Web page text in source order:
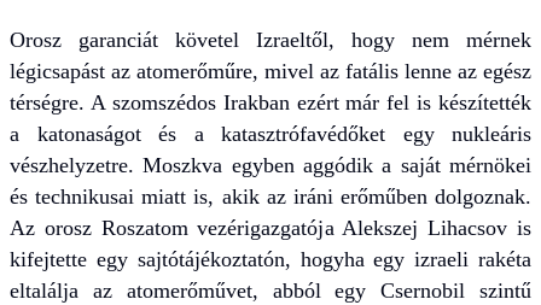
Orosz garanciát követel Izraeltől, hogy nem mérnek
légicsapást az atomerőműre, mivel az fatális lenne az egész
térségre. A szomszédos Irakban ezért már fel is készítették
a katonaságot és a katasztrófavédőket egy nukleáris
vészhelyzetre. Moszkva egyben aggódik a saját mérnökei
és technikusai miatt is, akik az iráni erőműben dolgoznak.
Az orosz Roszatom vezérigazgatója Alekszej Lihacsov is
kifejtette egy sajtótájékoztatón, hogyha egy izraeli rakéta
eltalálja az atomerőművet, abból egy Csernobil szintű